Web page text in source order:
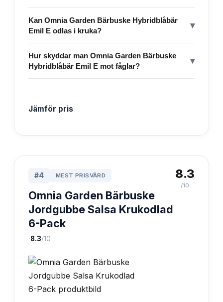
Kan Omnia Garden Bärbuske Hybridblåbär
Emil E odlas i kruka?
▾
Hur skyddar man Omnia Garden Bärbuske
Hybridblåbär Emil E mot fåglar?
▾
Jämför pris
#4 MEST PRISVÄRD
Omnia Garden Bärbuske
Jordgubbe Salsa Krukodlad
6-Pack
·8.3/10
8.3
/10